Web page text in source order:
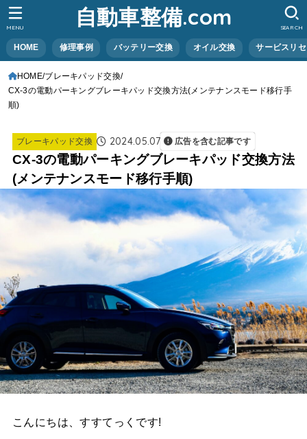
自動車整備.com
HOME 修理事例 バッテリー交換 オイル交換 サービスリ
SEARCH
MENU
HOME ブレーキパッド交換
CX-3の電動パーキングブレーキパッド交換方法(メンテナンスモード移行手
順)
ブレーキパッド交換 2024.05.07 広告を含む記事です
CX-3の電動パーキングブレーキパッド交換方法
(メンテナンスモード移行手順)
こんにちは、すすてっくです!